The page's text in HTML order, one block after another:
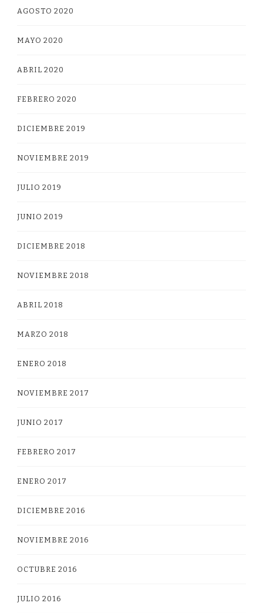
AGOSTO 2020
MAYO 2020
ABRIL 2020
FEBRERO 2020
DICIEMBRE 2019
NOVIEMBRE 2019
JULIO 2019
JUNIO 2019
DICIEMBRE 2018
NOVIEMBRE 2018
ABRIL 2018
MARZO 2018
ENERO 2018
NOVIEMBRE 2017
JUNIO 2017
FEBRERO 2017
ENERO 2017
DICIEMBRE 2016
NOVIEMBRE 2016
OCTUBRE 2016
JULIO 2016